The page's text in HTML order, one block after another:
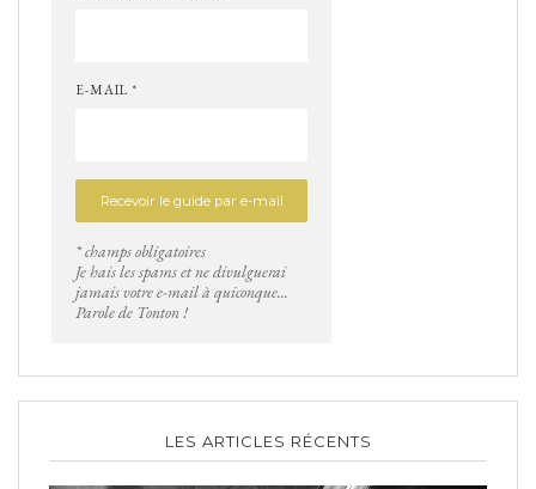
E-MAIL *
* champs obligatoires
Je hais les spams et ne divulguerai
jamais votre e-mail à quiconque...
Parole de Tonton !
LES ARTICLES RÉCENTS